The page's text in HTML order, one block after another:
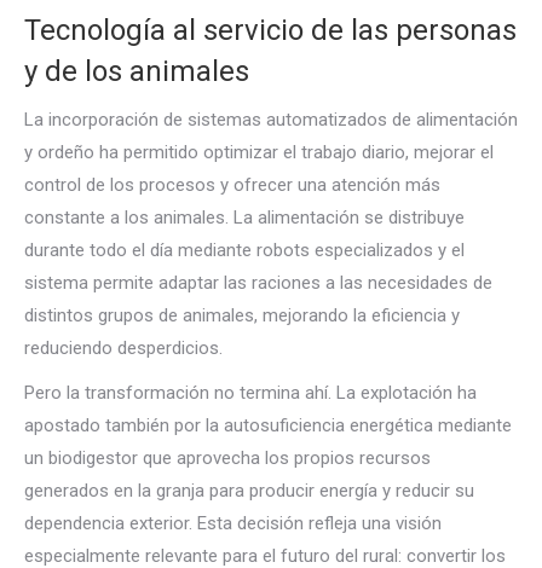
Tecnología al servicio de las personas
y de los animales
La incorporación de sistemas automatizados de alimentación
y ordeño ha permitido optimizar el trabajo diario, mejorar el
control de los procesos y ofrecer una atención más
constante a los animales. La alimentación se distribuye
durante todo el día mediante robots especializados y el
sistema permite adaptar las raciones a las necesidades de
distintos grupos de animales, mejorando la eficiencia y
reduciendo desperdicios.
Pero la transformación no termina ahí. La explotación ha
apostado también por la autosuficiencia energética mediante
un biodigestor que aprovecha los propios recursos
generados en la granja para producir energía y reducir su
dependencia exterior. Esta decisión refleja una visión
especialmente relevante para el futuro del rural: convertir los